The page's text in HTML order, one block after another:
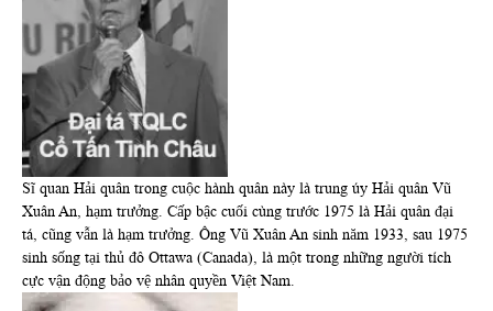
Sĩ quan Hải quân trong cuộc hành quân này là trung úy Hải quân Vũ
Xuân An, hạm trưởng. Cấp bậc cuối cùng trước 1975 là Hải quân đại
tá, cũng vẫn là hạm trưởng. Ông Vũ Xuân An sinh năm 1933, sau 1975
sinh sống tại thủ đô Ottawa (Canada), là một trong những người tích
cực vận động bảo vệ nhân quyền Việt Nam.